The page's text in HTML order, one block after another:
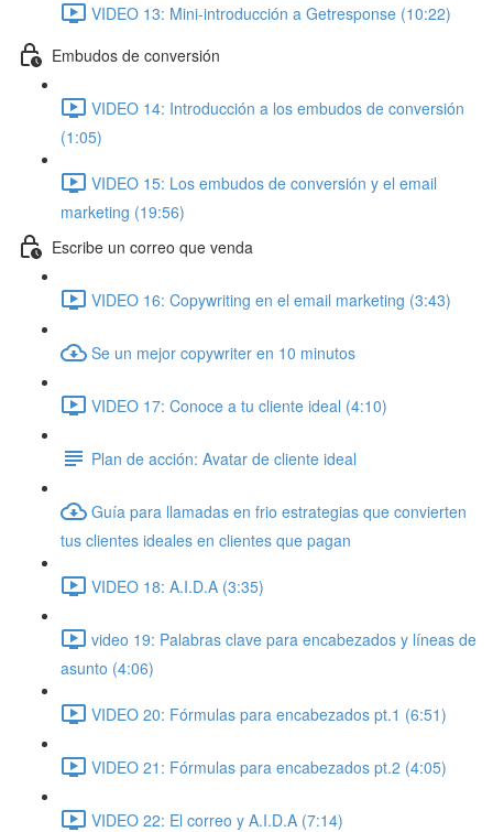
VIDEO 13: Mini-introducción a Getresponse (10:22)
Embudos de conversión
VIDEO 14: Introducción a los embudos de conversión
(1:05)
VIDEO 15: Los embudos de conversión y el email
marketing (19:56)
Escribe un correo que venda
VIDEO 16: Copywriting en el email marketing (3:43)
Se un mejor copywriter en 10 minutos
VIDEO 17: Conoce a tu cliente ideal (4:10)
Plan de acción: Avatar de cliente ideal
Guía para llamadas en frio estrategias que convierten
tus clientes ideales en clientes que pagan
VIDEO 18: A.I.D.A (3:35)
video 19: Palabras clave para encabezados y líneas de
asunto (4:06)
VIDEO 20: Fórmulas para encabezados pt.1 (6:51)
VIDEO 21: Fórmulas para encabezados pt.2 (4:05)
VIDEO 22: El correo y A.I.D.A (7:14)